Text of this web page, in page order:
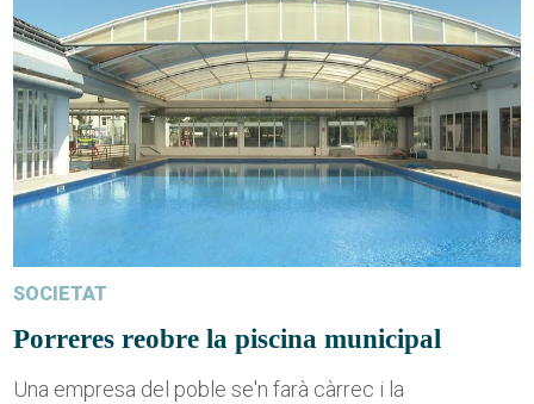
SOCIETAT
Porreres reobre la piscina municipal
Una empresa del poble se'n farà càrrec i la